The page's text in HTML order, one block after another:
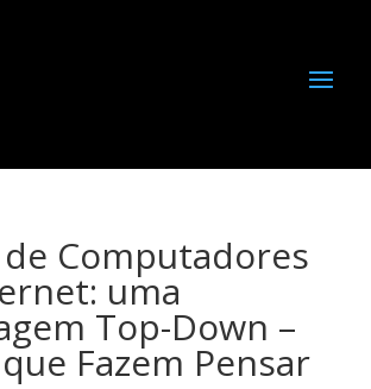
de Computadores
uma
Top-Down –
Fazem Pensar